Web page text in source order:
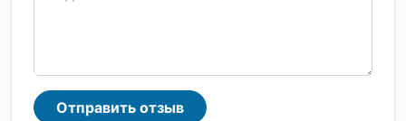
Отправить отзыв